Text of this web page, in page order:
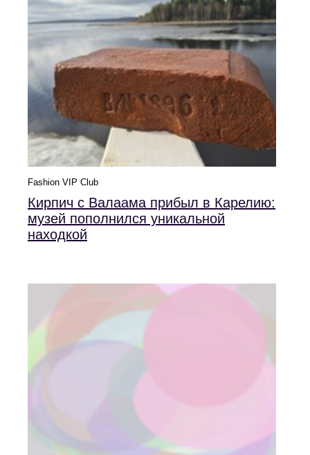
Fashion VIP Club
Кирпич с Валаама прибыл в Карелию:
музей пополнился уникальной
находкой